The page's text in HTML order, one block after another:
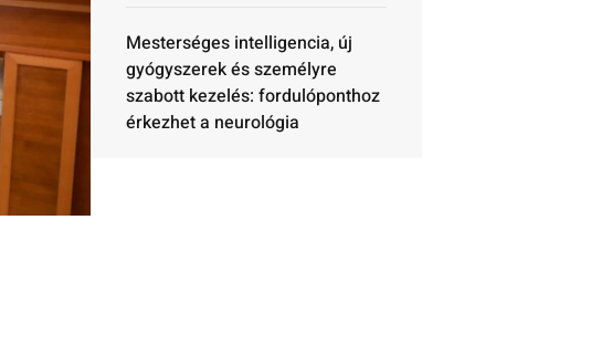
Mesterséges intelligencia, új
gyógyszerek és személyre
szabott kezelés: fordulóponthoz
érkezhet a neurológia